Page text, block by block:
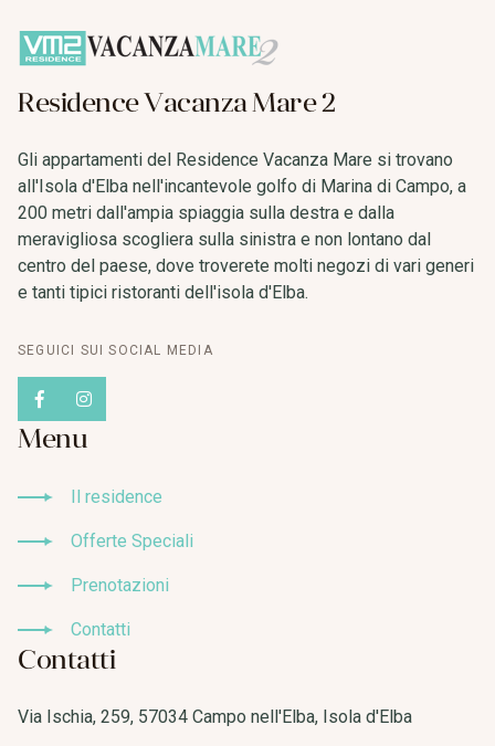
Residence Vacanza Mare 2
Gli appartamenti del Residence Vacanza Mare si trovano
all'Isola d'Elba nell'incantevole golfo di Marina di Campo, a
200 metri dall'ampia spiaggia sulla destra e dalla
meravigliosa scogliera sulla sinistra e non lontano dal
centro del paese, dove troverete molti negozi di vari generi
e tanti tipici ristoranti dell'isola d'Elba.
SEGUICI SUI SOCIAL MEDIA
Menu
Il residence
Il residence
Offerte Speciali
Offerte Speciali
Prenotazioni
Prenotazioni
Contatti
Contatti
Contatti
Via Ischia, 259, 57034 Campo nell'Elba, Isola d'Elba